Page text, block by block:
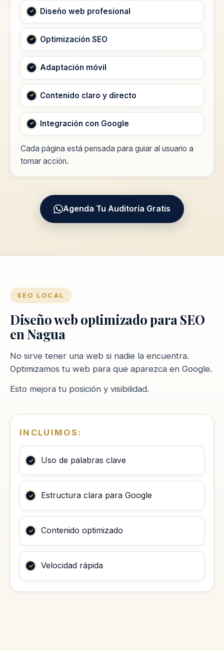
Diseño web profesional
Optimización SEO
Adaptación móvil
Contenido claro y directo
Integración con Google
Cada página está pensada para guiar al usuario a
tomar acción.
Agenda Tu Auditoría Gratis
SEO LOCAL
Diseño web optimizado para SEO
en Nagua
No sirve tener una web si nadie la encuentra.
Optimizamos tu web para que aparezca en Google.
Esto mejora tu posición y visibilidad.
INCLUIMOS:
Uso de palabras clave
Estructura clara para Google
Contenido optimizado
Velocidad rápida